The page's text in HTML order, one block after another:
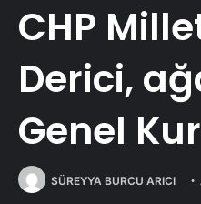
CHP
Derici,
Genel
SÜREYYA BURCU ARICI